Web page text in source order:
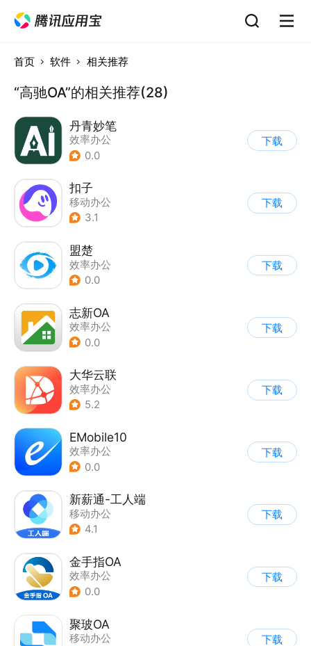
首页 软件 相关推荐
“高驰OA”的相关推荐(28)
丹青妙笔
效率办公
0.0
下载
扣子
移动办公
3.1
下载
盟楚
效率办公
0.0
下载
志新OA
效率办公
0.0
下载
大华云联
效率办公
5.2
下载
EMobile10
效率办公
0.0
下载
新薪通-工人端
移动办公
4.1
下载
金手指OA
效率办公
0.0
下载
聚玻OA
移动办公
下载